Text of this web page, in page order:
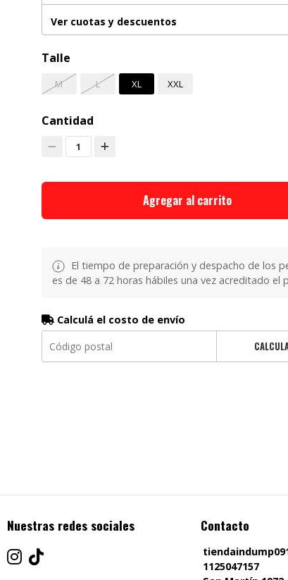
Ver cuotas y descuentos
Talle
M L XL XXL
Cantidad
1
Agregar al carrito
El tiempo de preparación y despacho de los
es de 48 a 72 horas hábiles una vez acreditado el
Calculá el costo de envío
Nuestras redes sociales Contacto
1125047157